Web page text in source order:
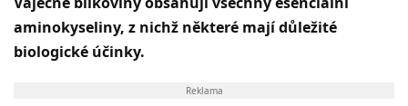
aminokyseliny, z nichž některé mají důležité
biologické účinky.
Reklama